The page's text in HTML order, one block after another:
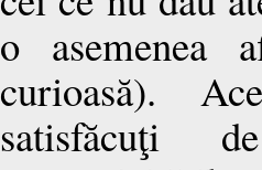
o asemenea
curioasă).
satisfăcuţi